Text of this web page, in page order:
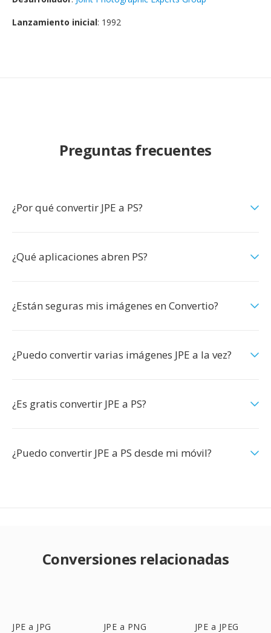
Lanzamiento inicial: 1992
Preguntas frecuentes
¿Por qué convertir JPE a PS?
¿Qué aplicaciones abren PS?
¿Están seguras mis imágenes en Convertio?
¿Puedo convertir varias imágenes JPE a la vez?
¿Es gratis convertir JPE a PS?
¿Puedo convertir JPE a PS desde mi móvil?
Conversiones relacionadas
JPE a JPG JPE a PNG JPE a JPEG